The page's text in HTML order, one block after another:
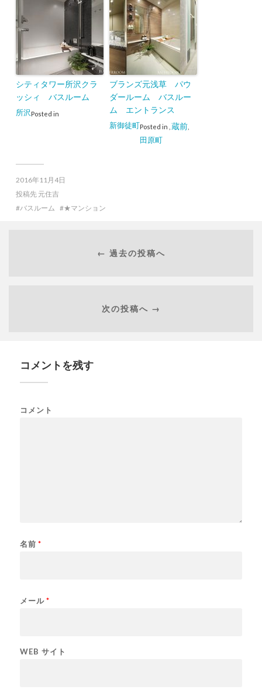
シティタワー所沢クラ
ッシィ バスルーム
Posted in
所沢
ブランズ元浅草 パウ
ダールーム バスルー
ム エントランス
Posted in
新御徒町 蔵前,
田原町
2016年11月4日
投稿先 元住吉
バスルーム
★マンション
← 過去の投稿へ
次の投稿へ →
コメントを残す
コメント
名前 *
メール *
WEB サイト